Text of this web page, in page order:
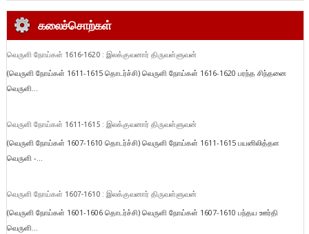
கலைச்சொற்கள்
வெருளி நோய்கள் 1616-1620 : இலக்குவனார் திருவள்ளுவன்
(வெருளி நோய்கள் 1611-1615 தொடர்ச்சி) வெருளி நோய்கள் 1616-1620 பரந்த சிந்தனை
வெருளி...
வெருளி நோய்கள் 1611-1615 : இலக்குவனார் திருவள்ளுவன்
(வெருளி நோய்கள் 1607-1610 தொடர்ச்சி) வெருளி நோய்கள் 1611-1615 பயனிலித்தள
வெருளி -...
வெருளி நோய்கள் 1607-1610 : இலக்குவனார் திருவள்ளுவன்
(வெருளி நோய்கள் 1601-1606 தொடர்ச்சி) வெருளி நோய்கள் 1607-1610 பந்தய ஊர்தி
வெருளி...